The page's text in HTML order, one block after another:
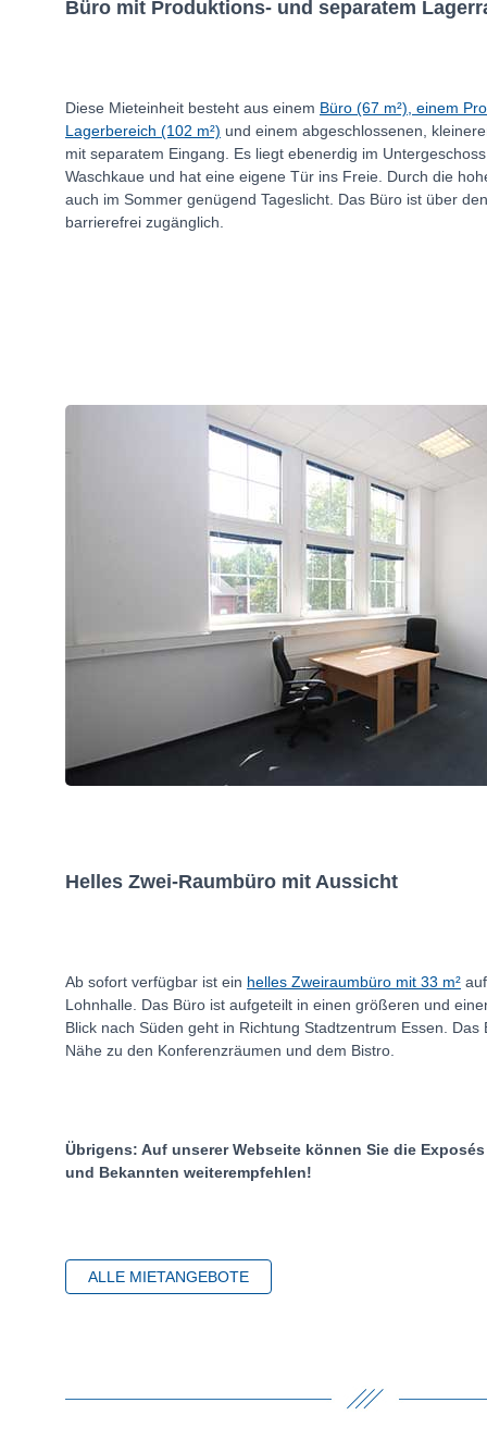
Büro mit Produktions- und separatem
Diese Mieteinheit besteht aus einem Büro (67 m²), einem
Lagerbereich (102 m²) und einem abgeschlossenen,
mit separatem Eingang. Es liegt ebenerdig im
Waschkaue und hat eine eigene Tür ins Freie. Durch die
auch im Sommer genügend Tageslicht. Das Büro ist über
barrierefrei zugänglich.
Helles Zwei-Raumbüro mit Aussicht
Ab sofort verfügbar ist ein helles Zweiraumbüro mit 33 m²auf
Lohnhalle. Das Büro ist aufgeteilt in einen größeren und
Blick nach Süden geht in Richtung Stadtzentrum Essen.
Nähe zu den Konferenzräumen und dem Bistro.
Übrigens: Auf unserer Webseite können Sie die
und Bekannten weiterempfehlen!
ALLE MIETANGEBOTE